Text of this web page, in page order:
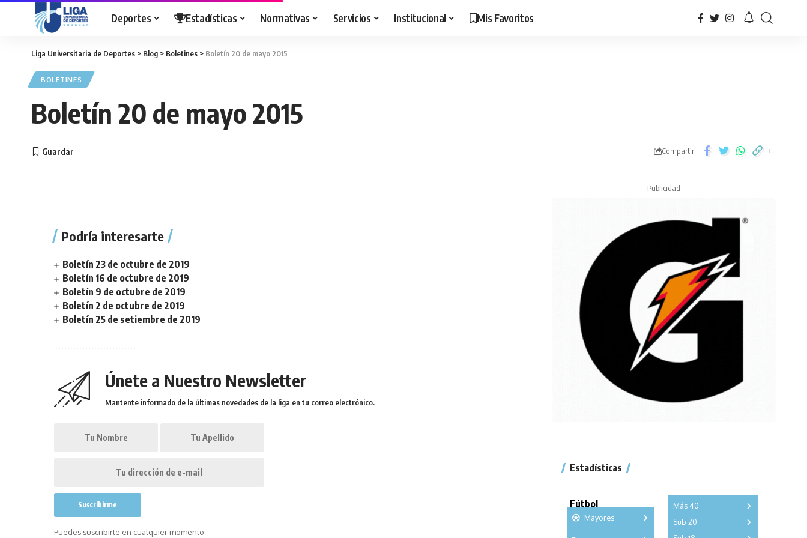
Deportes Estadísticas Normativas Servicios Institucional Mis Favoritos
Liga Universitaria de Deportes > Blog > Boletines > Boletín 20 de mayo 2015
BOLETINES
Boletín 20 de mayo 2015
Compartir
Podría interesarte
Boletín 23 de octubre de 2019
Boletín 16 de octubre de 2019
Boletín 9 de octubre de 2019
Boletín 2 de octubre de 2019
Boletín 25 de setiembre de 2019
Únete a Nuestro Newsletter
Mantente informado de la últimas novedades de la liga en tu correo electrónico.
Puedes suscribirte en cualquier momento.
- Publicidad -
Estadísticas
Fútbol
Mayores
Más 40
Sub 20